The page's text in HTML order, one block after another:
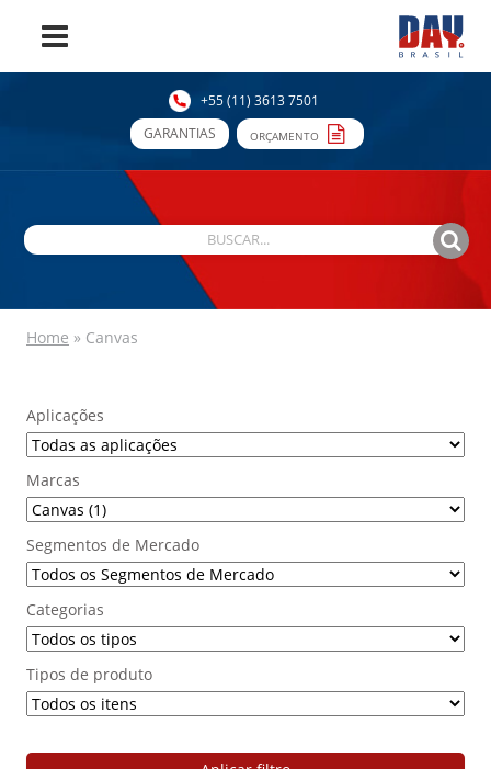
+55 (11) 3613 7501
GARANTIAS
ORÇAMENTO
Home » Canvas
Aplicações
Marcas
Segmentos de Mercado
Categorias
Tipos de produto